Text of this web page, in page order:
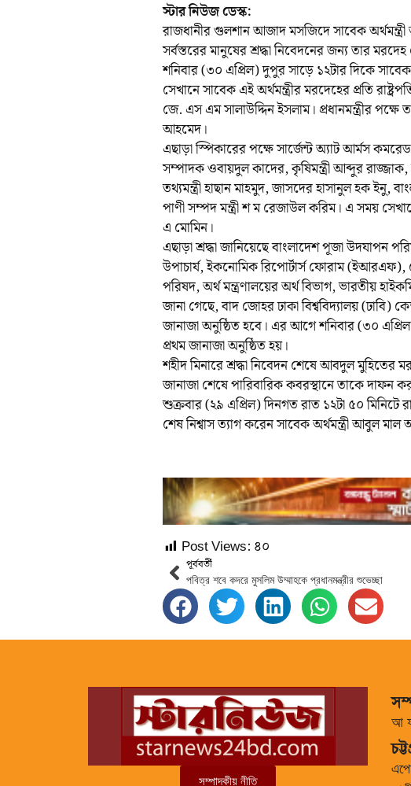
স্টার নিউজ ডেস্ক:
রাজধানীর গুলশান আজাদ মসজিদে সাবেক
সর্বস্তরের মানুষের শ্রদ্ধা নিবেদনের জন্য তার
শনিবার (৩০ এপ্রিল) দুপুর সাড়ে ১২টার দিকে সাবেক
সেখানে সাবেক এই অর্থমন্ত্রীর মরদেহের প্রতি
জে. এস এম সালাউদ্দিন ইসলাম। প্রধানমন্ত্রীর
আহমেদ।
এছাড়া স্পিকারের পক্ষে সার্জেন্ট অ্যাট আর্মস
সম্পাদক ওবায়দুল কাদের, কৃষিমন্ত্রী আব্দুর
তথ্যমন্ত্রী হাছান মাহমুদ, জাসদের হাসানুল হক ইনু,
পাণী সম্পদ মন্ত্রী শ ম রেজাউল করিম। এ সময়
এ মোমিন।
এছাড়া শ্রদ্ধা জানিয়েছে বাংলাদেশ পূজা উদযাপন
উপাচার্য, ইকনোমিক রিপোর্টার্স ফোরাম (ইআরএফ),
পরিষদ, অর্থ মন্ত্রণালয়ের অর্থ বিভাগ, ভারতীয়
জানা গেছে, বাদ জোহর ঢাকা বিশ্ববিদ্যালয় (ঢাবি)
জানাজা অনুষ্ঠিত হবে। এর আগে শনিবার (৩০
প্রথম জানাজা অনুষ্ঠিত হয়।
শহীদ মিনারে শ্রদ্ধা নিবেদন শেষে আবদুল
জানাজা শেষে পারিবারিক কবরস্থানে তাকে দাফন
শুক্রবার (২৯ এপ্রিল) দিনগত রাত ১২টা ৫০ মিনিটে
শেষ নিশ্বাস ত্যাগ করেন সাবেক অর্থমন্ত্রী আবুল
Post Views: ৪০
পূর্ববর্তী
পবিত্র শবে কদরে মুসলিম উম্মাহকে প্রধানমন্ত্রীর শুভেচ্ছা
সম্পাদকীয় নীতি
আ